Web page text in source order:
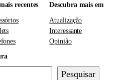
recentes Descubra mais em
Atualização
Interessante
Opinião
Pesquisar